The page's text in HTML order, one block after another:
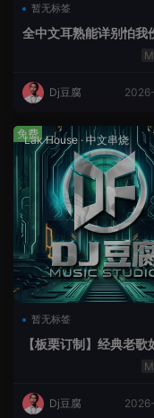
暂无标签
全中文耳熟能详别怕我
爱的代价lakHouse专
Dj豆腐
Lak House · 中文串烧
暂无标签
【板栗订制】经典老歌
后不是你House Lak串
Dj豆腐
免费